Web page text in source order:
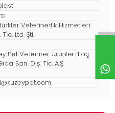
Veterinerlik Hizmetleri
Tic. Ltd. Şti.
Pet Veteriner Ürünleri İlaç
San. Dış. Tic. A.Ş.